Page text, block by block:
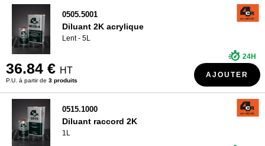
0505.5001
Diluant 2K acrylique
Lent - 5L
36.84 € HT
P.U. à partir de 3 produits
24H
AJOUTER
0515.1000
Diluant raccord 2K
1L